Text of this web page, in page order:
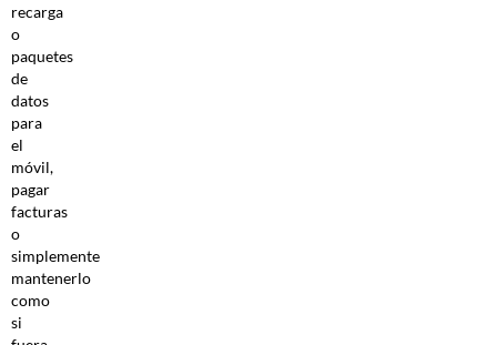
recarga
o
paquetes
de
datos
para
el
móvil,
pagar
facturas
o
simplemente
mantenerlo
como
si